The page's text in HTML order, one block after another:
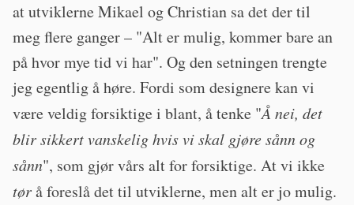
at utviklerne Mikael og Christian sa det der til
meg flere ganger – "Alt er mulig, kommer bare an
på hvor mye tid vi har". Og den setningen trengte
jeg egentlig å høre. Fordi som designere kan vi
være veldig forsiktige i blant, å tenke "Å nei, det
blir sikkert vanskelig hvis vi skal gjøre sånn og
sånn", som gjør vårs alt for forsiktige. At vi ikke
tørå foreslå det til utviklerne, men alt er jo mulig.